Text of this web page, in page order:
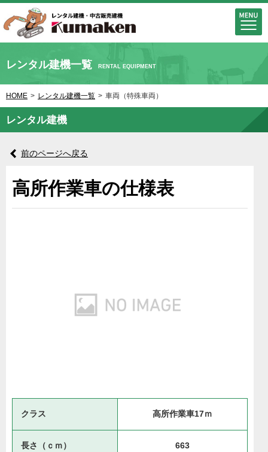
レンタル建機一覧 RENTAL EQUIPMENT
HOME > レンタル建機一覧 > 車両（特殊車両）
レンタル建機
前のページへ戻る
高所作業車の仕様表
クラス 高所作業車17ｍ
長さ（ｃｍ） 663